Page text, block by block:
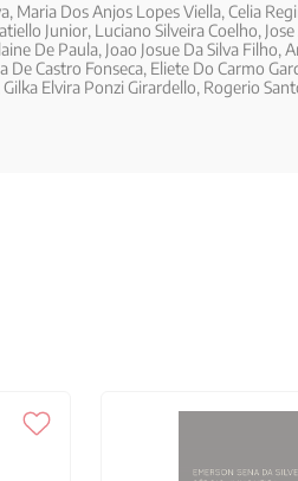
Maria Dos Anjos Lopes Viella, Celia
Junior, Luciano Silveira Coelho,
De Paula, Joao Josue Da Silva Filho,
Castro Fonseca, Eliete Do Carmo
Elvira Ponzi Girardello, Rogerio